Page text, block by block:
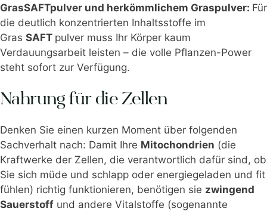
GrasSAFTpulver und herkömmlichem Graspulver: Für
die deutlich konzentrierten Inhaltsstoffe im
Gras SAFT pulver muss Ihr Körper kaum
Verdauungsarbeit leisten – die volle Pflanzen-Power
steht sofort zur Verfügung.
Nahrung für die Zellen
Denken Sie einen kurzen Moment über folgenden
Sachverhalt nach: Damit Ihre Mitochondrien (die
Kraftwerke der Zellen, die verantwortlich dafür sind, ob
Sie sich müde und schlapp oder energiegeladen und fit
fühlen) richtig funktionieren, benötigen sie zwingend
Sauerstoff und andere Vitalstoffe (sogenannte